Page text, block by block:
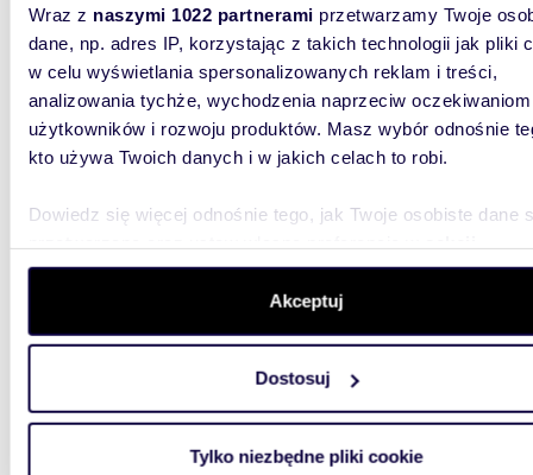
Wraz z naszymi 1022 partnerami przetwarzamy Twoje
dane, np. adres IP, korzystając z takich technologii jak pliki
w celu wyświetlania spersonalizowanych reklam i treści,
analizowania tychże, wychodzenia naprzeciw oczekiwaniom
użytkowników i rozwoju produktów. Masz wybór odnośnie
kto używa Twoich danych i w jakich celach to robi.
Dowiedz się więcej odnośnie tego, jak Twoje osobiste dane
szczegółów. W Deklaracji plików cookie możesz zmienić
wycofać swoją zgodę w dowolnej chwili.
aby oferować funkcje społecznościowe i analizować ruch w
witrynie. Informacje o tym, jak korzystasz z naszej witryny,
analitycznym. Partnerzy mogą połączyć te informacje z
Akceptuj
Dostosuj
Tylko niezbędne pliki cookie
499